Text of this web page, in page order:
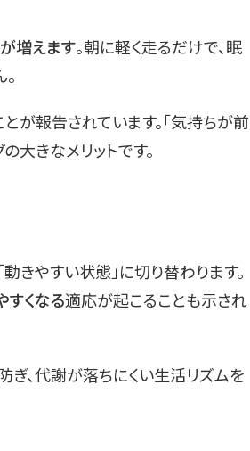
増えます。朝に軽く走るだけで、眠
とが報告されています。「気持ちが前
大きなメリットです。
きやすい状態」に切り替わります。
くなる適応が起こることも示され
ぎ、代謝が落ちにくい生活リズムを